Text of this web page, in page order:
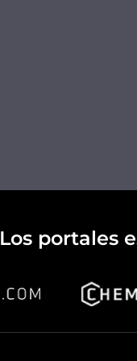
Los portales